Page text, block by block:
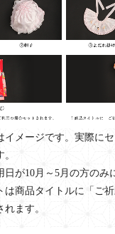
メージです。実際に
が10月～5月の方のみ
商品タイトルに「ご
ます。